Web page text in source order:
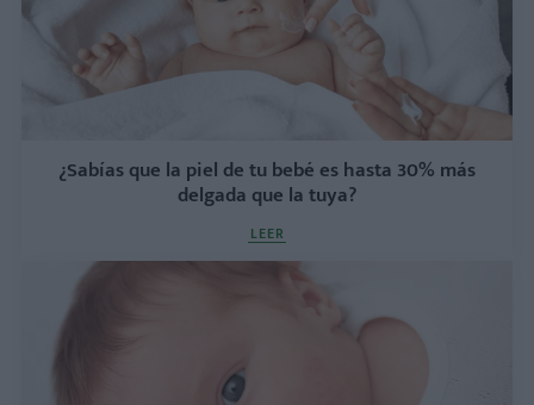
¿Sabías que la piel de tu bebé es hasta 30% más
delgada que la tuya?
LEER